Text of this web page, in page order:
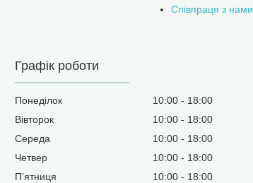
Співпраця з нами
Графік роботи
Понеділок 10:00
18:00
Вівторок
10:00
18:00
Середа
10:00
18:00
Четвер
10:00
18:00
Пʼятниця
10:00
18:00